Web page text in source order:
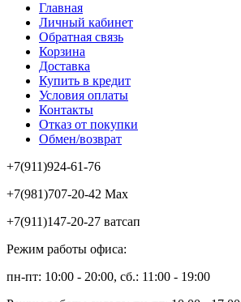
Главная
Личный кабинет
Обратная связь
Корзина
Доставка
Купить в кредит
Условия оплаты
Контакты
Отказ от покупки
Обмен/возврат
+7(911)924-61-76
+7(981)707-20-42 Max
+7(911)147-20-27 ватсап
Режим работы офиса:
пн-пт: 10:00 - 20:00, сб.: 11:00 - 19:00